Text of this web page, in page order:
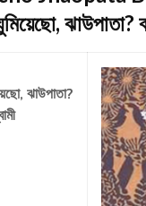
ঝাউপাতা?
ঝাউপাতা?